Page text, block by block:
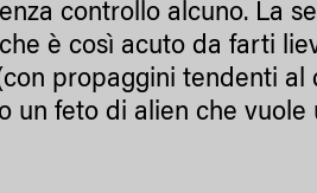
controllo alcuno. La
è così acuto da farti
propaggini tendenti
un feto di alien che